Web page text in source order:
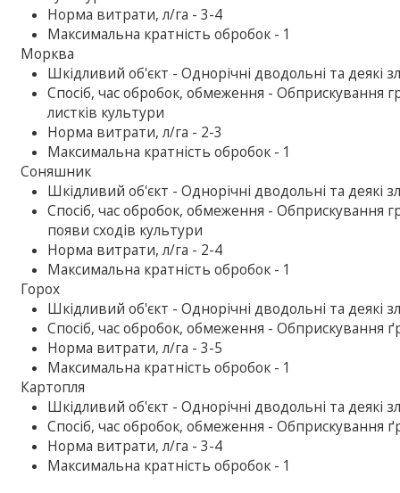
Норма витрати, л/га - 3-4
Максимальна кратність обробок - 1
Морква
Шкiдливий об'єкт - Однорічні дводольні та деякі
Спосіб, час обробок, обмеження - Обприскування
листків культури
Норма витрати, л/га - 2-3
Максимальна кратність обробок - 1
Соняшник
Шкiдливий об'єкт - Однорічні дводольні та деякі
Спосіб, час обробок, обмеження - Обприскування
появи сходів культури
Норма витрати, л/га - 2-4
Максимальна кратність обробок - 1
Горох
Шкiдливий об'єкт - Однорічні дводольні та деякі
Спосіб, час обробок, обмеження - Обприскування
Норма витрати, л/га - 3-5
Максимальна кратність обробок - 1
Картопля
Шкiдливий об'єкт - Однорічні дводольні та деякі
Спосіб, час обробок, обмеження - Обприскування
Норма витрати, л/га - 3-4
Максимальна кратність обробок - 1